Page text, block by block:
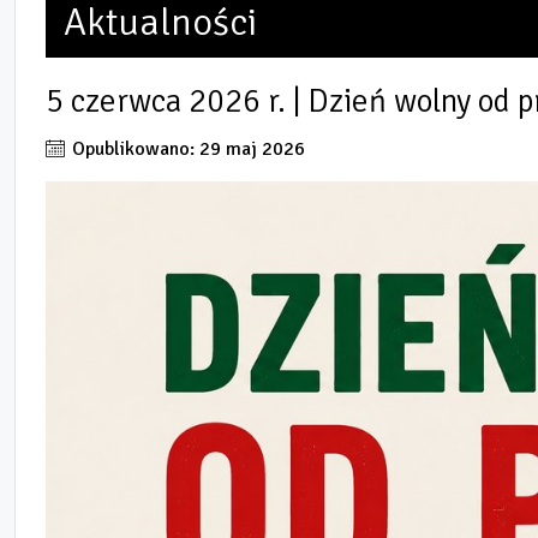
Aktualności
5 czerwca 2026 r. | Dzień wolny od
Opublikowano: 29 maj 2026